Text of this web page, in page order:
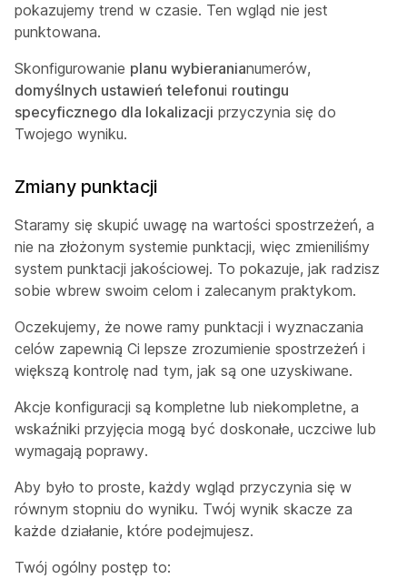
pokazujemy trend w czasie. Ten wgląd nie jest
punktowana.
Skonfigurowanie planu wybieranianumerów,
domyślnych ustawień telefonui routingu
specyficznego dla lokalizacji przyczynia się do
Twojego wyniku.
Zmiany punktacji
Staramy się skupić uwagę na wartości spostrzeżeń, a
nie na złożonym systemie punktacji, więc zmieniliśmy
system punktacji jakościowej. To pokazuje, jak radzisz
sobie wbrew swoim celom i zalecanym praktykom.
Oczekujemy, że nowe ramy punktacji i wyznaczania
celów zapewnią Ci lepsze zrozumienie spostrzeżeń i
większą kontrolę nad tym, jak są one uzyskiwane.
Akcje konfiguracji są kompletne lub niekompletne, a
wskaźniki przyjęcia mogą być doskonałe, uczciwe lub
wymagają poprawy.
Aby było to proste, każdy wgląd przyczynia się w
równym stopniu do wyniku. Twój wynik skacze za
każde działanie, które podejmujesz.
Twój ogólny postęp to: